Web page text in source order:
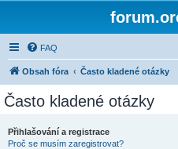
FAQ
Obsah fóra Často kladené otázky
Často kladené otázky
Přihlašování a registrace
Proč se musím zaregistrovat?